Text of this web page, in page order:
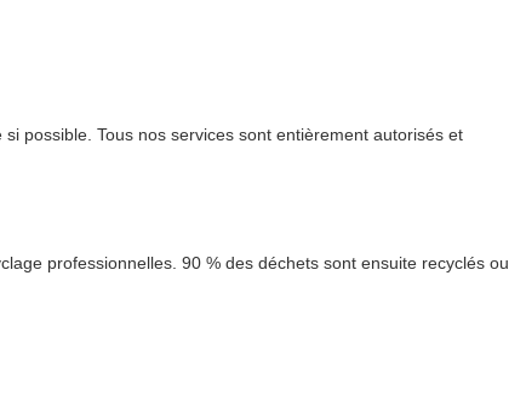
possible. Tous nos services sont entièrement autorisés et
professionnelles. 90 % des déchets sont ensuite recyclés ou